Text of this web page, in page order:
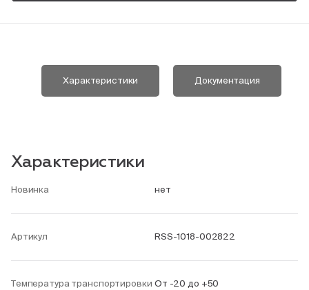
Характеристики Документация
Характеристики
Новинка нет
Артикул RSS-1018-002822
Температура транспортировки От -20 до +50